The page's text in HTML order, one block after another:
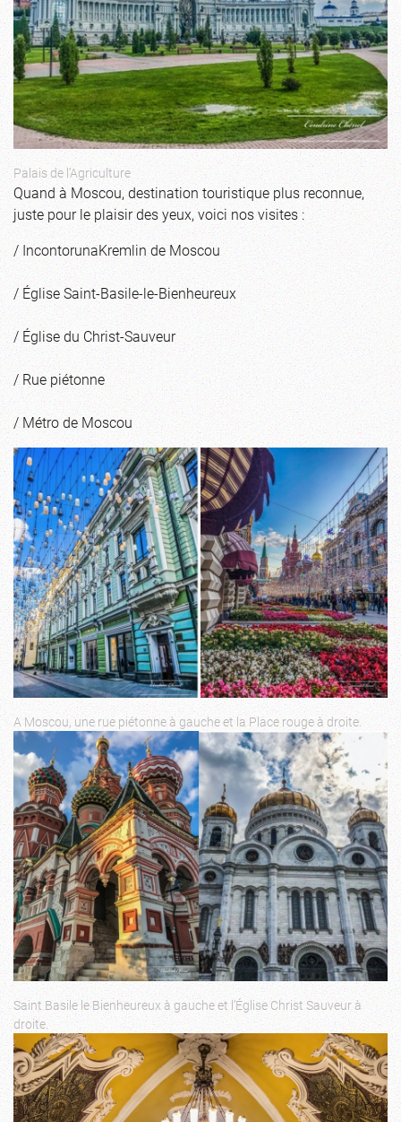
Palais de l’Agriculture
Quand à Moscou, destination touristique plus reconnue,
juste pour le plaisir des yeux, voici nos visites :
/ IncontorunaKremlin de Moscou
/ Église Saint-Basile-le-Bienheureux
/ Église du Christ-Sauveur
/ Rue piétonne
/ Métro de Moscou
A Moscou, une rue piétonne à gauche et la Place rouge à droite.
Saint Basile le Bienheureux à gauche et l’Église Christ Sauveur à
droite.